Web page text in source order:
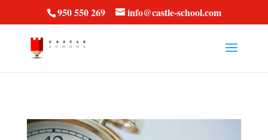
950 550 269 info@castle-school.com